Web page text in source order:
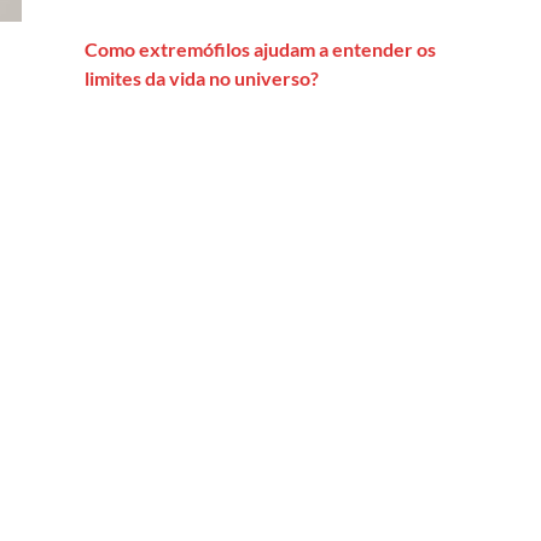
Como extremófilos ajudam a entender os
limites da vida no universo?